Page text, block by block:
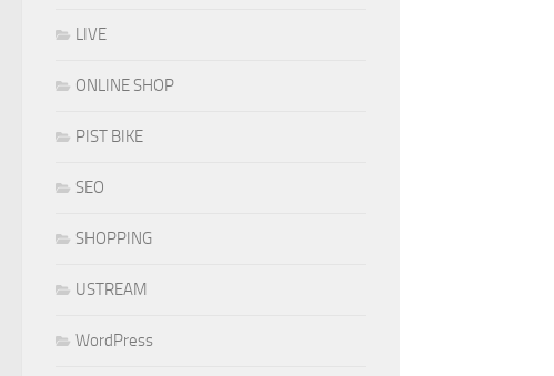
LIVE
ONLINE SHOP
PIST BIKE
SEO
SHOPPING
USTREAM
WordPress